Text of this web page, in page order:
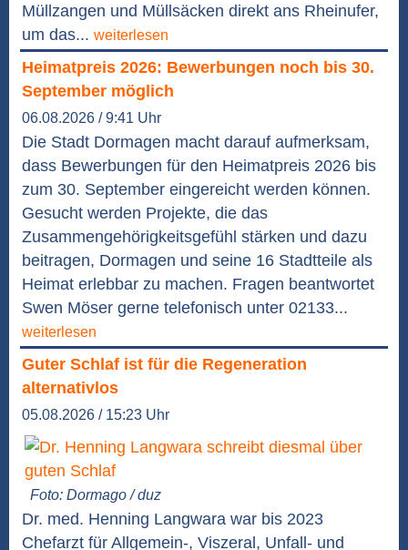
Müllzangen und Müllsäcken direkt ans Rheinufer,
um das... weiterlesen
Heimatpreis 2026: Bewerbungen noch bis 30.
September möglich
06.08.2026 / 9:41 Uhr
Die Stadt Dormagen macht darauf aufmerksam,
dass Bewerbungen für den Heimatpreis 2026 bis
zum 30. September eingereicht werden können.
Gesucht werden Projekte, die das
Zusammengehörigkeitsgefühl stärken und dazu
beitragen, Dormagen und seine 16 Stadtteile als
Heimat erlebbar zu machen. Fragen beantwortet
Swen Möser gerne telefonisch unter 02133...
weiterlesen
Guter Schlaf ist für die Regeneration
alternativlos
05.08.2026 / 15:23 Uhr
Foto: Dormago / duz
Dr. med. Henning Langwara war bis 2023
Chefarzt für Allgemein-, Viszeral, Unfall- und